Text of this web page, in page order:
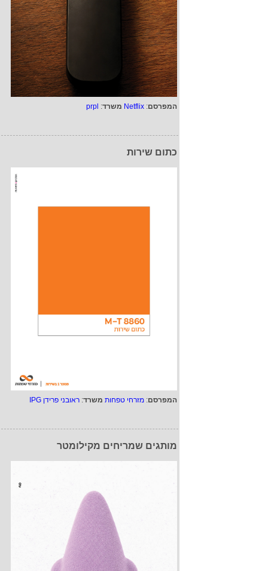
המפרסם:
Netflix משרד:
prpl
כתום שירות
המפרסם: מזרחי טפחות משרד: ראובני פרידן IPG
מותגים שמריחים מקילומטר